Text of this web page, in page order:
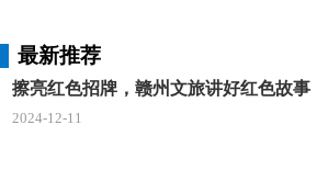
最新推荐
擦亮红色招牌，赣州文旅讲好红色故事
2024-12-11